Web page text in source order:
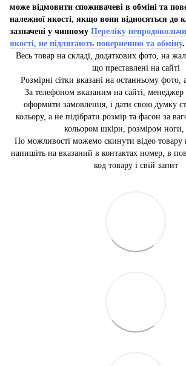
може відмовити споживачеві в обміні та
належної якості, якщо вони відносяться до
зазначені у чинному Переліку
якості, не підлягають поверненню та обміну.
Весь товар на складі, додаткових фото, на
що преставлені на сайті
Розмірні сітки вказані на останньому фото,
За телефоном вказаним на сайті,
оформити замовлення, і дати свою думку
кольору, а не підібрати розмір та фасон за
кольором шкіри, розміром ноги,
По можливості можемо скинути відео товару
напишіть на вказаний в контактах номер, в
код товару і свій запит